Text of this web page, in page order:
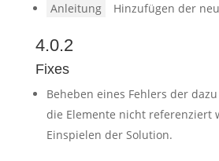
Anleitung Hinzufügen der
4.0.2
Fixes
Beheben eines Fehlers der
die Elemente nicht referenziert
Einspielen der Solution.